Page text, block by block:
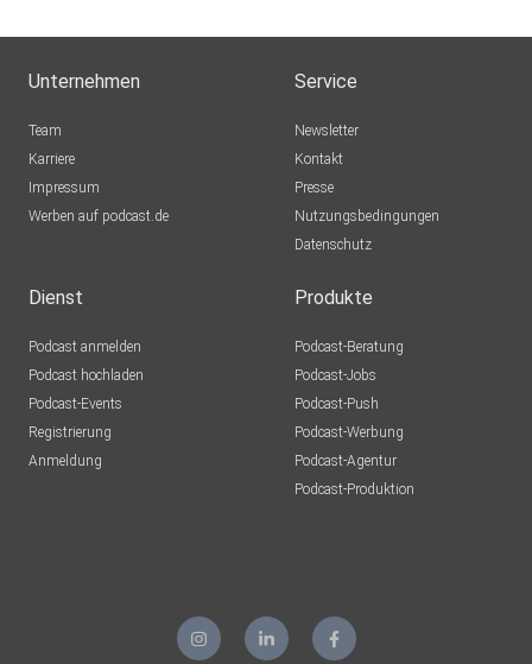
Unternehmen
Team
Karriere
Impressum
Werben auf podcast.de
Service
Newsletter
Kontakt
Presse
Nutzungsbedingungen
Datenschutz
Dienst
Podcast anmelden
Podcast hochladen
Podcast-Events
Registrierung
Anmeldung
Produkte
Podcast-Beratung
Podcast-Jobs
Podcast-Push
Podcast-Werbung
Podcast-Agentur
Podcast-Produktion